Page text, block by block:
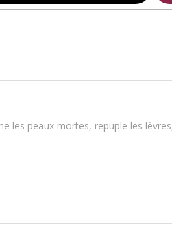
les peaux mortes, repuple les